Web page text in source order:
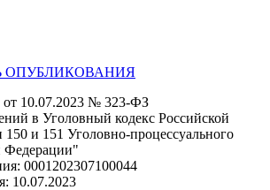
ОПУБЛИКОВАНИЯ
от 10.07.2023 № 323-ФЗ
в Уголовный кодекс Российской
и 151 Уголовно-процессуального
Федерации"
0001202307100044
10.07.2023